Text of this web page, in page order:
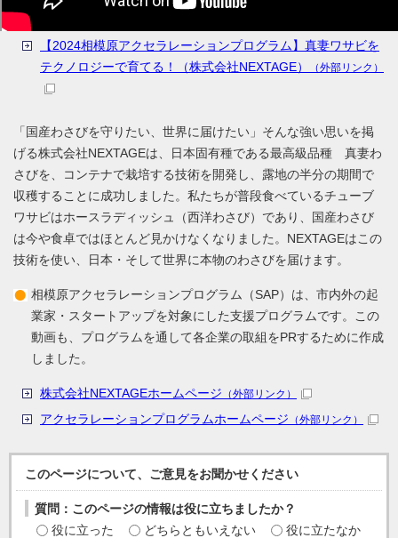
【2024相模原アクセラレーションプログラム】真妻ワサビを
テクノロジーで育てる！（株式会社NEXTAGE）
（外部リンク）
「国産わさびを守りたい、世界に届けたい」そんな強い思いを掲
げる株式会社NEXTAGEは、日本固有種である最高級品種 真妻わ
さびを、コンテナで栽培する技術を開発し、露地の半分の期間で
収穫することに成功しました。私たちが普段食べているチューブ
ワサビはホースラディッシュ（西洋わさび）であり、国産わさび
は今や食卓ではほとんど見かけなくなりました。NEXTAGEはこの
技術を使い、日本・そして世界に本物のわさびを届けます。
相模原アクセラレーションプログラム（SAP）は、市内外の起
業家・スタートアップを対象にした支援プログラムです。この
動画も、プログラムを通して各企業の取組をPRするために作成
しました。
株式会社NEXTAGEホームページ （外部リンク）
アクセラレーションプログラムホームページ （外部リンク）
このページについて、ご意見をお聞かせください
質問：このページの情報は役に立ちましたか？
役に立った
どちらともいえない
役に立たなか